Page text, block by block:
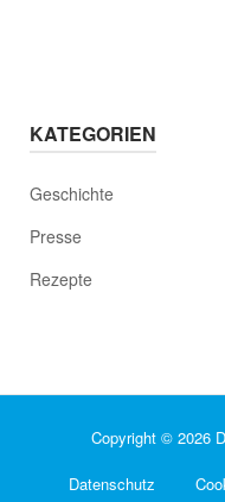
KATEGORIEN
Geschichte
Presse
Rezepte
Copyright © 2026
Datenschutz